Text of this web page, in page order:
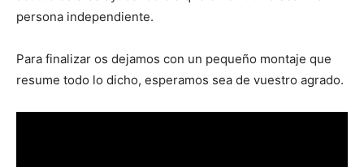
persona independiente.
Para finalizar os dejamos con un pequeño montaje que
resume todo lo dicho, esperamos sea de vuestro agrado.